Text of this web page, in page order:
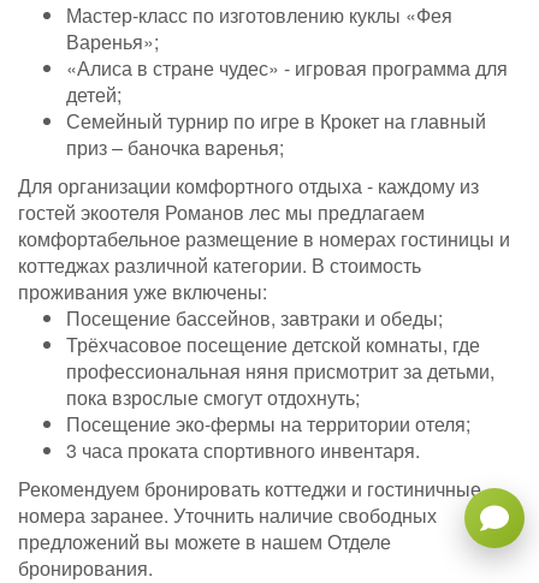
Мастер-класс по изготовлению куклы «Фея
Варенья»;
«Алиса в стране чудес» - игровая программа для
детей;
Семейный турнир по игре в Крокет на главный
приз – баночка варенья;
Для организации комфортного отдыха - каждому из
гостей экоотеля Романов лес мы предлагаем
комфортабельное размещение в номерах гостиницы и
коттеджах различной категории. В стоимость
проживания уже включены:
Посещение бассейнов, завтраки и обеды;
Трёхчасовое посещение детской комнаты, где
профессиональная няня присмотрит за детьми,
пока взрослые смогут отдохнуть;
Посещение эко-фермы на территории отеля;
3 часа проката спортивного инвентаря.
Рекомендуем бронировать коттеджи и гостиничные
номера заранее. Уточнить наличие свободных
предложений вы можете в нашем Отделе
бронирования.